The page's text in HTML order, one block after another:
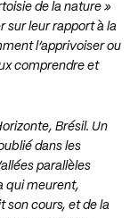
de la nature »
sur leur rapport à la
l’apprivoiser ou
comprendre et
Brésil. Un
dans les
parallèles
qui meurent,
son cours, et de la